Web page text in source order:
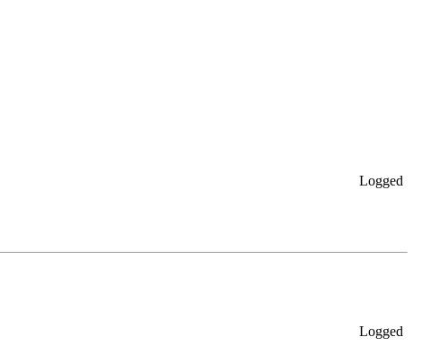
Logged
Logged